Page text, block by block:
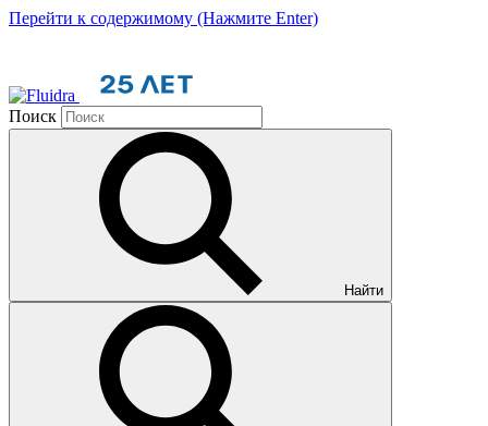
Перейти к содержимому (Нажмите Enter)
Поиск
Найти